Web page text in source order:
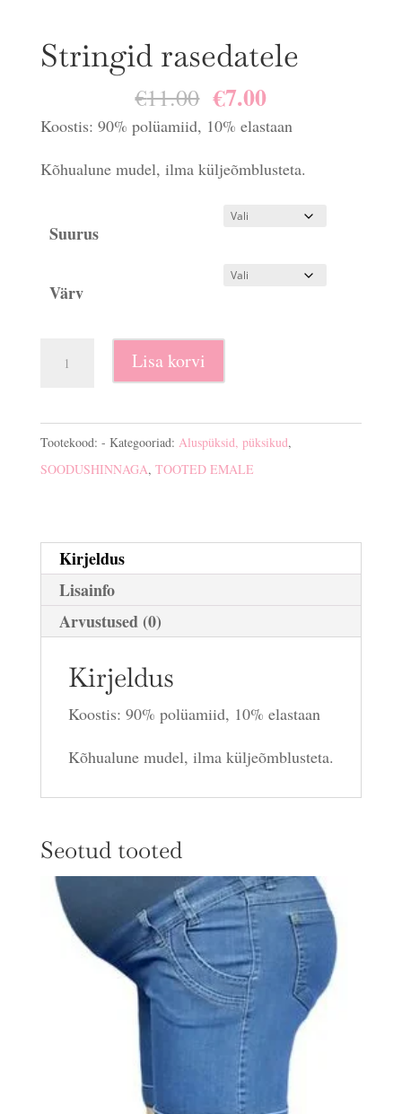
Stringid rasedatele
€11.00 Algne
hind
€11.00.
€7.00Praegune
hind
€7.00.
Koostis: 90% polüamiid, 10% elastaan
Kõhualune mudel, ilma küljeõmblusteta.
Suurus
Värv
Lisa korvi
Tootekood: - Kategooriad: Aluspüksid, püksikud,
SOODUSHINNAGA, TOOTED EMALE
Kirjeldus
Lisainfo
Arvustused (0)
Kirjeldus
Koostis: 90% polüamiid, 10% elastaan
Kõhualune mudel, ilma küljeõmblusteta.
Seotud tooted